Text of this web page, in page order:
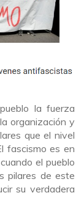
la fuerza
organización y
que el nivel
fascismo es en
el pueblo
pilares de este
su verdadera